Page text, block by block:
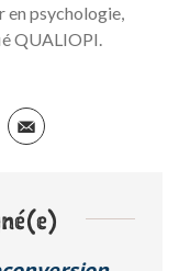
en psychologie,
QUALIOPI.